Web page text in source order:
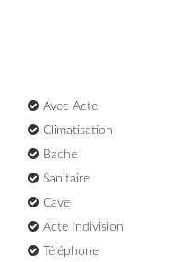
Avec Acte
Climatisation
Bache
Sanitaire
Cave
Acte Indivision
Téléphone